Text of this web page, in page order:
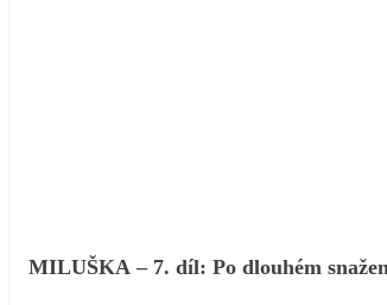
MILUŠKA – 7. díl: Po dlouhém